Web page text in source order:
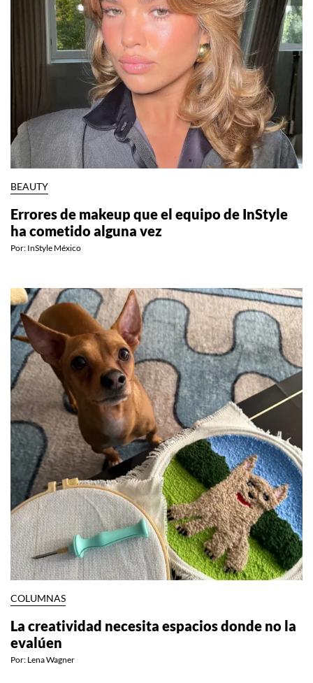
BEAUTY
Errores de makeup que el equipo de InStyle
ha cometido alguna vez
Por: InStyle México
COLUMNAS
La creatividad necesita espacios donde no la
evalúen
Por: Lena Wagner